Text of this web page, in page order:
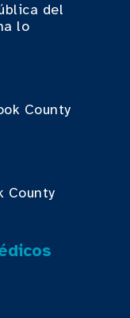
del
lo
County
County